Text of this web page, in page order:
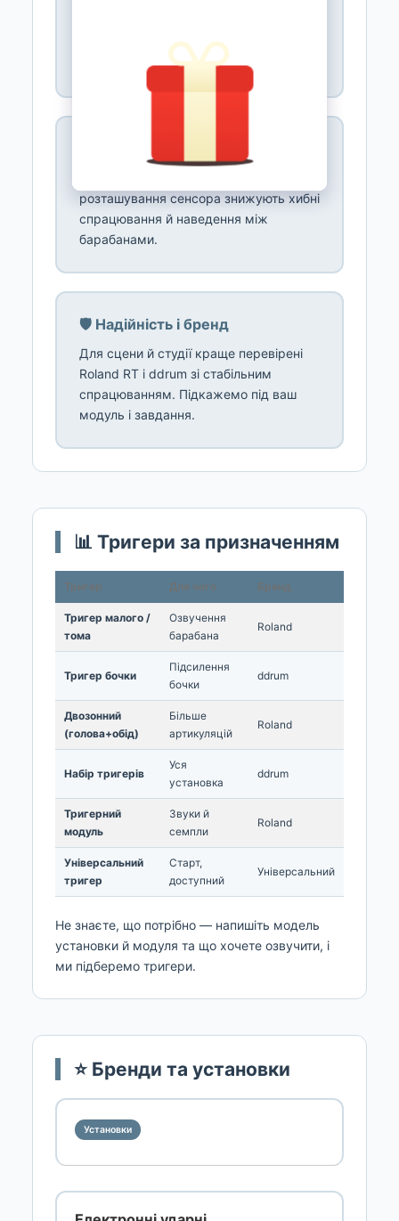
Двозонні потребують відповідного
розташування сенсора знижують хибні
спрацювання й наведення між
барабанами.
🛡️ Надійність і бренд
Для сцени й студії краще перевірені
Roland RT і ddrum зі стабільним
спрацюванням. Підкажемо під ваш
модуль і завдання.
📊 Тригери за призначенням
Тригер Для чого Бренд
Тригер малого /
тома
Озвучення
барабана
Roland
Тригер бочки
Підсилення
бочки
ddrum
Двозонний
(голова+обід)
Більше
артикуляцій
Roland
Набір тригерів
Уся
установка
ddrum
Тригерний
модуль
Звуки й
семпли
Roland
Універсальний
тригер
Старт,
доступний
Універсальний
Не знаєте, що потрібно — напишіть модель
установки й модуля та що хочете озвучити, і
ми підберемо тригери.
⭐ Бренди та установки
Установки